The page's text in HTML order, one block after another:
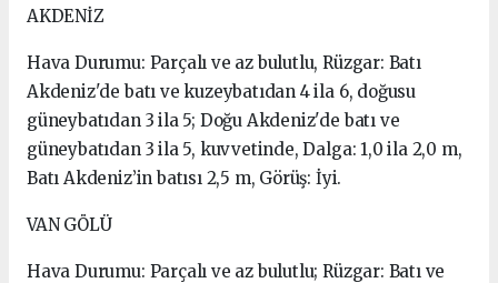
AKDENİZ
Hava Durumu: Parçalı ve az bulutlu, Rüzgar: Batı
Akdeniz'de batı ve kuzeybatıdan 4 ila 6, doğusu
güneybatıdan 3 ila 5; Doğu Akdeniz'de batı ve
güneybatıdan 3 ila 5, kuvvetinde, Dalga: 1,0 ila 2,0 m,
Batı Akdeniz’in batısı 2,5 m, Görüş: İyi.
VAN GÖLÜ
Hava Durumu: Parçalı ve az bulutlu; Rüzgar: Batı ve